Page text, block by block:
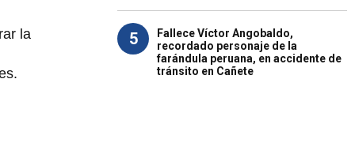
la
5
Fallece Víctor Angobaldo,
recordado personaje de la
farándula peruana, en accidente de
tránsito en Cañete